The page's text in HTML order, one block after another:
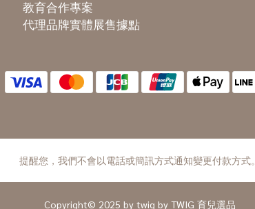
教育合作專案
代理品牌實體展售據點
提醒您，我們不會以電話或簡訊方式通知變更付款方式。
Copyright© 2025 by twig by TWIG 育兒選品